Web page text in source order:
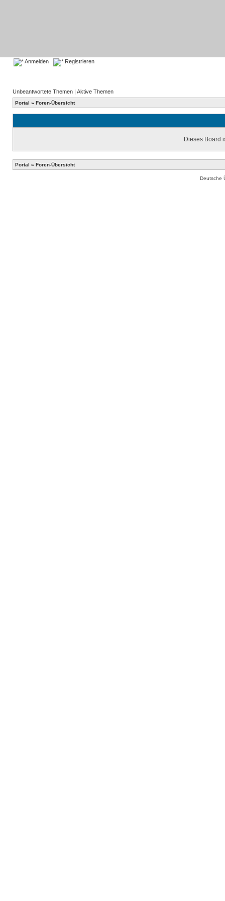
Anmelden Registrieren
Unbeantwortete Themen | Aktive Themen
Portal » Foren-Übersicht
Dieses Board
Portal » Foren-Übersicht
Deutsche